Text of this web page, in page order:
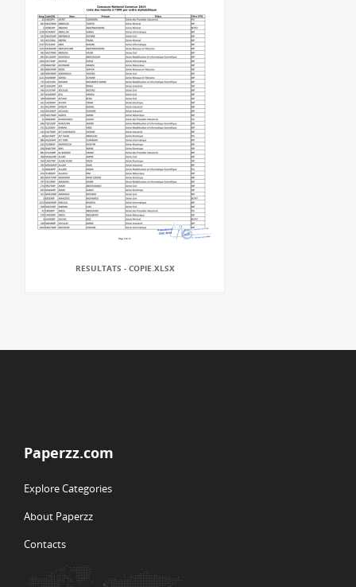
RESULTATS - COPIE.XLSX
Paperzz.com
Explore Categories
About Paperzz
Contacts